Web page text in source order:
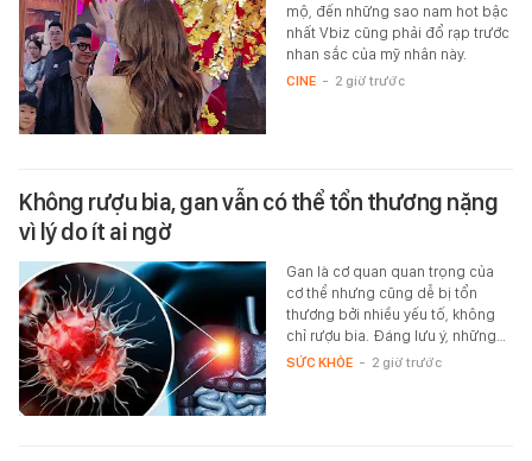
mộ, đến những sao nam hot bậc
nhất Vbiz cũng phải đổ rạp trước
nhan sắc của mỹ nhân này.
CINE - 2 giờ trước
Không rượu bia, gan vẫn có thể tổn thương nặng
vì lý do ít ai ngờ
Gan là cơ quan quan trọng của
cơ thể nhưng cũng dễ bị tổn
thương bởi nhiều yếu tố, không
chỉ rượu bia. Đáng lưu ý, những…
SỨC KHỎE - 2 giờ trước